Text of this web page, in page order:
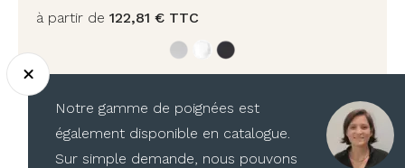
à partir de 122,81 € TTC
1 3
Notre gamme de poignées est
également disponible en catalogue.
Sur simple demande, nous pouvons